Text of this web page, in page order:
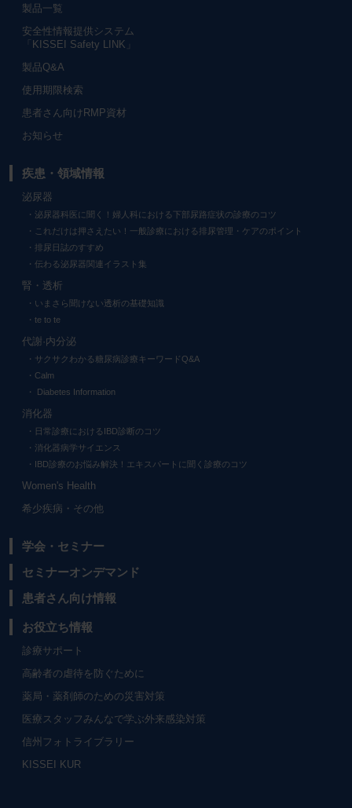
製品一覧
安全性情報提供システム
「KISSEI Safety LINK」
製品Q&A
使用期限検索
患者さん向けRMP資材
お知らせ
疾患・領域情報
泌尿器
泌尿器科医に聞く！婦人科における下部尿路症状の診療のコツ
これだけは押さえたい！一般診療における排尿管理・ケアのポイント
排尿日誌のすすめ
伝わる泌尿器関連イラスト集
腎・透析
いまさら聞けない透析の基礎知識
te to te
代謝·内分泌
サクサクわかる糖尿病診療キーワードQ&A
Calm
Diabetes Information
消化器
日常診療におけるIBD診断のコツ
消化器病学サイエンス
IBD診療のお悩み解決！エキスパートに聞く診療のコツ
Women's Health
希少疾病・その他
学会・セミナー
セミナーオンデマンド
患者さん向け情報
お役立ち情報
診療サポート
高齢者の虐待を防ぐために
薬局・薬剤師のための災害対策
医療スタッフみんなで学ぶ外来感染対策
信州フォトライブラリー
KISSEI KUR